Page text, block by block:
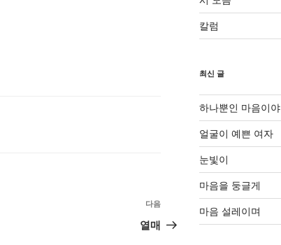
다
음
다음
열매
칼럼
최신 글
하나뿐인 마음이야
얼굴이 예쁜 여자
눈빛이
마음을 둥글게
마음 설레이며